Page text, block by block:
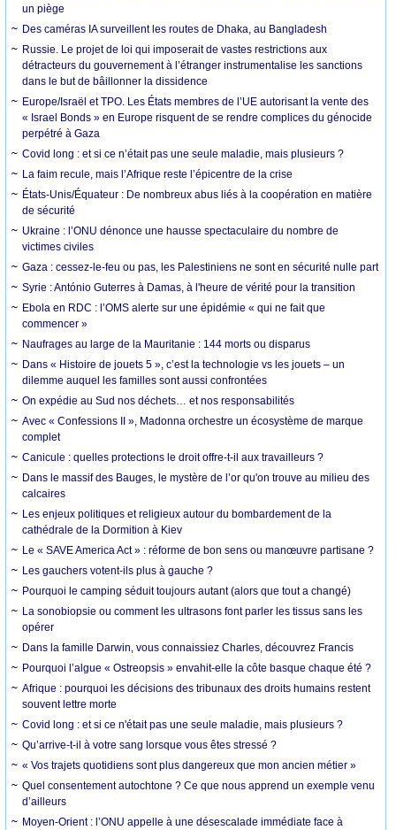
un piège
Des caméras IA surveillent les routes de Dhaka, au Bangladesh
Russie. Le projet de loi qui imposerait de vastes restrictions aux
détracteurs du gouvernement à l’étranger instrumentalise les sanctions
dans le but de bâillonner la dissidence
Europe/Israël et TPO. Les États membres de l’UE autorisant la vente des
« Israel Bonds » en Europe risquent de se rendre complices du génocide
perpétré à Gaza
Covid long : et si ce n’était pas une seule maladie, mais plusieurs ?
La faim recule, mais l’Afrique reste l’épicentre de la crise
États-Unis/Équateur : De nombreux abus liés à la coopération en matière
de sécurité
Ukraine : l’ONU dénonce une hausse spectaculaire du nombre de
victimes civiles
Gaza : cessez-le-feu ou pas, les Palestiniens ne sont en sécurité nulle part
Syrie : António Guterres à Damas, à l'heure de vérité pour la transition
Ebola en RDC : l’OMS alerte sur une épidémie « qui ne fait que
commencer »
Naufrages au large de la Mauritanie : 144 morts ou disparus
Dans « Histoire de jouets 5 », c’est la technologie vs les jouets – un
dilemme auquel les familles sont aussi confrontées
On expédie au Sud nos déchets… et nos responsabilités
Avec « Confessions II », Madonna orchestre un écosystème de marque
complet
Canicule : quelles protections le droit offre-t-il aux travailleurs ?
Dans le massif des Bauges, le mystère de l’or qu'on trouve au milieu des
calcaires
Les enjeux politiques et religieux autour du bombardement de la
cathédrale de la Dormition à Kiev
Le « SAVE America Act » : réforme de bon sens ou manœuvre partisane ?
Les gauchers votent-ils plus à gauche ?
Pourquoi le camping séduit toujours autant (alors que tout a changé)
La sonobiopsie ou comment les ultrasons font parler les tissus sans les
opérer
Dans la famille Darwin, vous connaissiez Charles, découvrez Francis
Pourquoi l’algue « Ostreopsis » envahit-elle la côte basque chaque été ?
Afrique : pourquoi les décisions des tribunaux des droits humains restent
souvent lettre morte
Covid long : et si ce n'était pas une seule maladie, mais plusieurs ?
Qu’arrive-t-il à votre sang lorsque vous êtes stressé ?
« Vos trajets quotidiens sont plus dangereux que mon ancien métier »
Quel consentement autochtone ? Ce que nous apprend un exemple venu
d’ailleurs
Moyen-Orient : l’ONU appelle à une désescalade immédiate face à